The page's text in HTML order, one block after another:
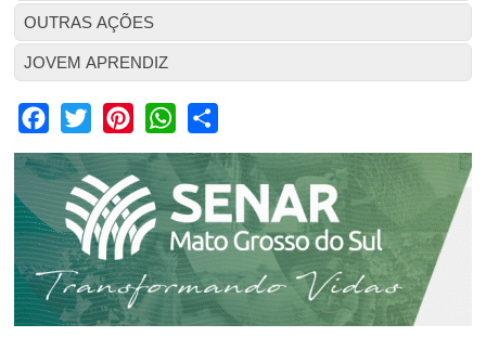
OUTRAS AÇÕES
JOVEM APRENDIZ
Facebook
Twitter PinterestWhatsApp